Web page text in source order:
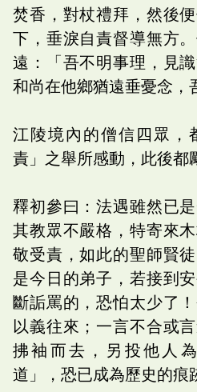
焚香，對杖禮拜，然後
下，垂淚自責督導無方
遠：「吾不明事理，見
和尚在他鄉猶遠垂憂念，
江陵境內的僧信四眾，
責」之舉所感動，此後都
釋初參曰：法遇雖然已
其教眾不嚴格，特寄來
敬受責，如此的聖師賢
是今日的弟子，若接到
斷詬罵的，恐怕太少了
以義往來；一言不合或
拂袖而去，另投他人
道」，恐已成為歷史的痕